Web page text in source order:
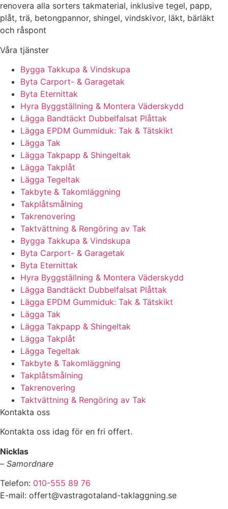
renovera alla sorters takmaterial, inklusive tegel, papp,
plåt, trä, betongpannor, shingel, vindskivor, läkt, bärläkt
och råspont
Våra tjänster
Bygga Takkupa & Vindskupa
Byta Carport- & Garagetak
Byta Eternittak
Hyra Byggställning & Montera Väderskydd
Lägga Bandtäckt Dubbelfalsat Plåttak
Lägga EPDM Gummiduk: Tak & Tätskikt
Lägga Tak
Lägga Takpapp & Shingeltak
Lägga Takplåt
Lägga Tegeltak
Takbyte & Takomläggning
Takplåtsmålning
Takrenovering
Taktvättning & Rengöring av Tak
Bygga Takkupa & Vindskupa
Byta Carport- & Garagetak
Byta Eternittak
Hyra Byggställning & Montera Väderskydd
Lägga Bandtäckt Dubbelfalsat Plåttak
Lägga EPDM Gummiduk: Tak & Tätskikt
Lägga Tak
Lägga Takpapp & Shingeltak
Lägga Takplåt
Lägga Tegeltak
Takbyte & Takomläggning
Takplåtsmålning
Takrenovering
Taktvättning & Rengöring av Tak
Kontakta oss
Kontakta oss idag för en fri offert.
Nicklas
– Samordnare
Telefon: 010-555 89 76
E-mail: offert@vastragotaland-taklaggning.se